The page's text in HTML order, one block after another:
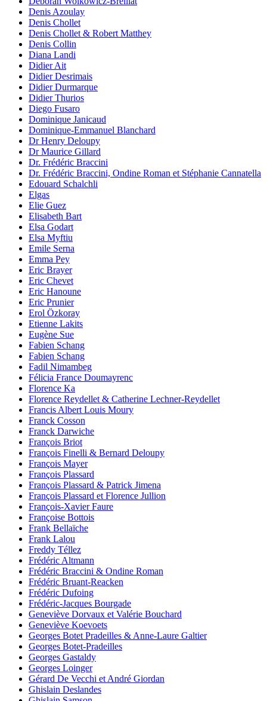
Denis Azoulay
Denis Chollet
Denis Chollet & Robert Matthey
Denis Collin
Diana Landi
Didier Ait
Didier Desrimais
Didier Durmarque
Didier Thurios
Diego Fusaro
Dominique Janicaud
Dominique-Emmanuel Blanchard
Dr Henry Deloupy
Dr Maurice Gillard
Dr. Frédéric Braccini
Dr. Frédéric Braccini, Ondine Roman et Stéphanie Cannatella
Edouard Schalchli
Elgas
Elie Guez
Elisabeth Bart
Elsa Godart
Elsa Myftiu
Emile Serna
Emma Pey
Eric Brayer
Eric Chevet
Eric Hanoune
Eric Prunier
Erol Özkoray
Etienne Lakits
Eugène Sue
Fabien Schang
Fabien Schang
Fadil Nimambeg
Félicia France Doumayrenc
Florence Ka
Florence Reydellet & Catherine Lechner-Reydellet
Francis Albert Louis Moury
Franck Cosson
Franck Darwiche
François Briot
François Finelli & Bernard Deloupy
François Mayer
François Plassard
François Plassard & Patrick Jimena
François Plassard et Florence Jullion
François-Xavier Faure
Françoise Bottois
Frank Bellaïche
Frank Lalou
Freddy Téllez
Frédéric Altmann
Frédéric Braccini & Ondine Roman
Frédéric Bruant-Reacken
Frédéric Dufoing
Frédéric-Jacques Bourgade
Geneviève Dorvaux et Valérie Bouchard
Geneviève Koevoets
Georges Botet Pradeilles & Anne-Laure Galtier
Georges Botet-Pradeilles
Georges Gastaldy
Georges Loinger
Gérard De Vecchi et André Giordan
Ghislain Deslandes